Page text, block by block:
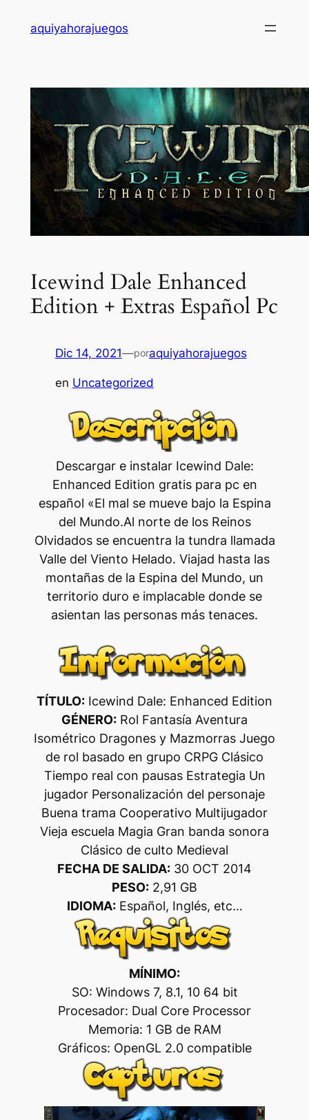
aquiyahorajuegos
Icewind Dale Enhanced
Edition + Extras Español Pc
Dic 14, 2021—poraquiyahorajuegos
en Uncategorized
Descargar e instalar Icewind Dale:
Enhanced Edition gratis para pc en
español «El mal se mueve bajo la Espina
del Mundo.Al norte de los Reinos
Olvidados se encuentra la tundra llamada
Valle del Viento Helado. Viajad hasta las
montañas de la Espina del Mundo, un
territorio duro e implacable donde se
asientan las personas más tenaces.
TÍTULO: Icewind Dale: Enhanced Edition
GÉNERO: Rol Fantasía Aventura
Isométrico Dragones y Mazmorras Juego
de rol basado en grupo CRPG Clásico
Tiempo real con pausas Estrategia Un
jugador Personalización del personaje
Buena trama Cooperativo Multijugador
Vieja escuela Magia Gran banda sonora
Clásico de culto Medieval
FECHA DE SALIDA: 30 OCT 2014
PESO: 2,91 GB
IDIOMA:Español, Inglés, etc…
MÍNIMO:
SO: Windows 7, 8.1, 10 64 bit
Procesador: Dual Core Processor
Memoria: 1 GB de RAM
Gráficos: OpenGL 2.0 compatible